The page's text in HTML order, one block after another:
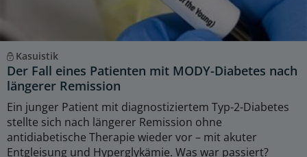
Kasuistik
Der Fall eines Patienten mit MODY-Diabetes nach
längerer Remission
Ein junger Patient mit diagnostiziertem Typ-2-Diabetes
stellte sich nach längerer Remission ohne
antidiabetische Therapie wieder vor – mit akuter
Entgleisung und Hyperglykämie. Was war passiert?